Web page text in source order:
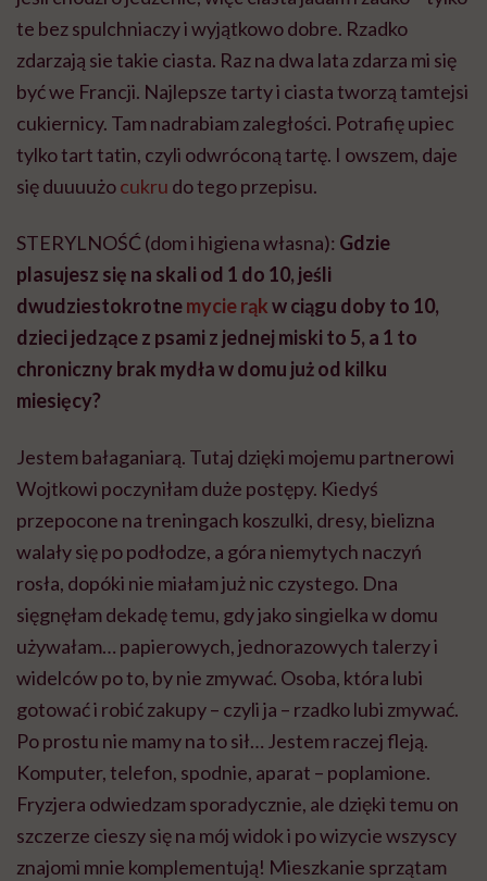
te bez spulchniaczy i wyjątkowo dobre. Rzadko
zdarzają sie takie ciasta. Raz na dwa lata zdarza mi się
być we Francji. Najlepsze tarty i ciasta tworzą tamtejsi
cukiernicy. Tam nadrabiam zaległości. Potrafię upiec
tylko tart tatin, czyli odwróconą tartę. I owszem, daje
się duuuużocukru do tego przepisu.
STERYLNOŚĆ (dom i higiena własna): Gdzie
plasujesz się na skali od 1 do 10, jeśli
dwudziestokrotnemycie rąkw ciągu doby to 10,
dzieci jedzące z psami z jednej miski to 5, a 1 to
chroniczny brak mydła w domu już od kilku
miesięcy?
Jestem bałaganiarą. Tutaj dzięki mojemu partnerowi
Wojtkowi poczyniłam duże postępy. Kiedyś
przepocone na treningach koszulki, dresy, bielizna
walały się po podłodze, a góra niemytych naczyń
rosła, dopóki nie miałam już nic czystego. Dna
sięgnęłam dekadę temu, gdy jako singielka w domu
używałam… papierowych, jednorazowych talerzy i
widelców po to, by nie zmywać. Osoba, która lubi
gotować i robić zakupy – czyli ja – rzadko lubi zmywać.
Po prostu nie mamy na to sił… Jestem raczej fleją.
Komputer, telefon, spodnie, aparat – poplamione.
Fryzjera odwiedzam sporadycznie, ale dzięki temu on
szczerze cieszy się na mój widok i po wizycie wszyscy
znajomi mnie komplementują! Mieszkanie sprzątam